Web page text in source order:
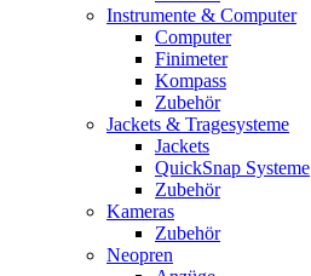
Instrumente & Computer
Computer
Finimeter
Kompass
Zubehör
Jackets & Tragesysteme
Jackets
QuickSnap Systeme
Zubehör
Kameras
Zubehör
Neopren